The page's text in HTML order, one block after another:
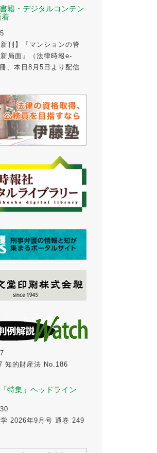
籍・デジタルコンテン
着
新刊】『マンションの管
局面』（法律時報e-
、本日8月5日より配信
知的財産法 No.186
特集」ヘッドライン
学 2026年9月号 通巻 249